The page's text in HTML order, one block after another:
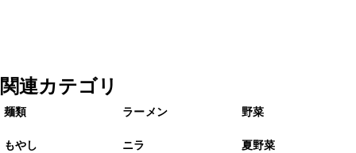
関連カテゴリ
麺類 ラーメン 野菜
もやし ニラ 夏野菜